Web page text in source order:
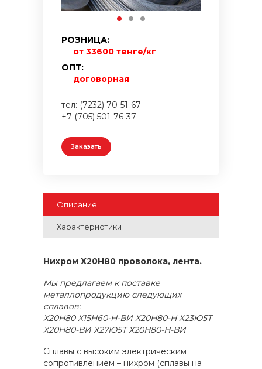
РОЗНИЦА:
от 33600 тенге/кг
ОПТ:
договорная
тел: (7232) 70-51-67
+7 (705) 501-76-37
Заказать
Описание
Характеристики
Нихром Х20Н80 проволока, лента.
Мы предлагаем к поставке
металлопродукцию следующих
сплавов:
Х20Н80 Х15Н60-Н-ВИ Х20Н80-Н Х23Ю5Т
Х20Н80-ВИ Х27Ю5Т Х20Н80-Н-ВИ
Сплавы с высоким электрическим
сопротивлением – нихром (сплавы на